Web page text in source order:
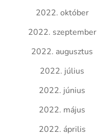
2022. október
2022. szeptember
2022. augusztus
2022. július
2022. június
2022. május
2022. április